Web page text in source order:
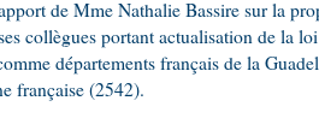
de Mme Nathalie Bassire sur la
collègues portant actualisation de la
départements français de la
française (2542).